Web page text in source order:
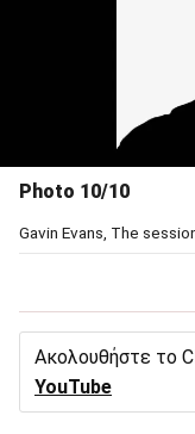
Photo 10/10
Gavin Evans, The
Ακολουθήστε το
YouTube